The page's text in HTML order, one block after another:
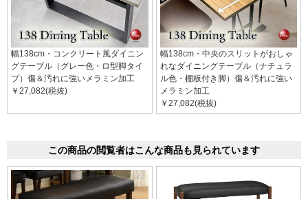
幅138cm・コンクリート風ダイニン
グテーブル（グレー色・ロ型脚タイ
プ）傷＆汚れに強いメラミン加工
￥27,082(税抜)
幅138cm・中央のスリットがおしゃ
れなダイニングテーブル（ナチュラ
ル色・棚板付き脚）傷＆汚れに強い
メラミン加工
￥27,082(税抜)
この商品の閲覧者はこんな商品も見られています